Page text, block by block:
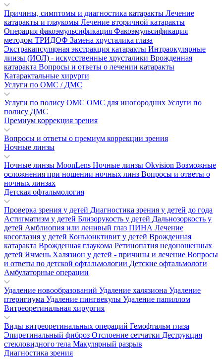
Причины, симптомы и диагностика катаракты Лечение
катаракты и глаукомы Лечение вторичной катаракты
Операция факоэмульсификация Факоэмульсификация
методом ТРИДОФ Замена хрусталика глаза
Экстракапсулярная экстракция катаракты Интраокулярные
линзы (ИОЛ) - искусственные хрусталики Врожденная
катаракта Вопросы и ответы о лечении катаракты
Катарактальные хирурги
Услуги по ОМС / ДМС
Услуги по полису ОМС ОМС для иногородних Услуги по
полису ДМС
Премиум коррекция зрения
Вопросы и ответы о премиум коррекции зрения
Ночные линзы
Ночные линзы MoonLens Ночные линзы Okvision Возможные
осложнения при ношении ночных линз Вопросы и ответы о
ночных линзах
Детская офтальмология
Проверка зрения у детей Диагностика зрения у детей до года
Астигматизм у детей Близорукость у детей Дальнозоркость у
детей Амблиопия или ленивый глаз ПИНА Лечение
косоглазия у детей Конъюнктивит у детей Врожденная
катаракта Врожденная глаукома Ретинопатия недоношенных
детей Ячмень Халязион у детей - причины и лечение Вопросы
и ответы по детской офтальмологии Детские офтальмологи
Амбулаторные операции
Удаление новообразований Удаление халязиона Удаление
птеригиума Удаление пингвекулы Удаление папиллом
Витреоретинальная хирургия
Виды витреоретинальных операций Гемофтальм глаза
Эпиретинальный фиброз Отслоение сетчатки Деструкция
стекловидного тела Макулярный разрыв
Диагностика зрения